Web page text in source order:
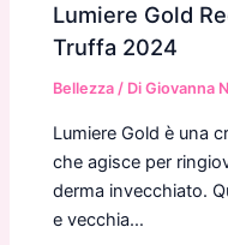
Lumiere Gold
Truffa 2024
Bellezza / DiGiovanna
Lumiere Gold è una
che agisce per
derma invecchiato.
e vecchia…